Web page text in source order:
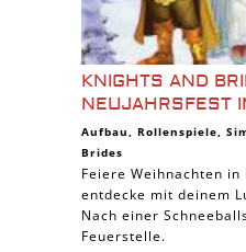
KNIGHTS AND
NEUJAHRSFEST
Aufbau, Rollenspiele,
Brides
Feiere Weihnachten
entdecke mit deinem
Nach einer
Feuerstelle.